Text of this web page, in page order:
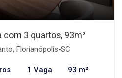
com 3 quartos, 93m²
Florianópolis-SC
1 Vaga 93 m²